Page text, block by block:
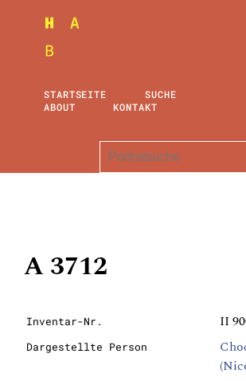
STARTSEITE
SUCHE
ABOUT
KONTAKT
A 3712
Inventar-Nr. II
Dargestellte Person